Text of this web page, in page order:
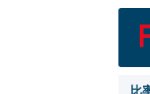
比